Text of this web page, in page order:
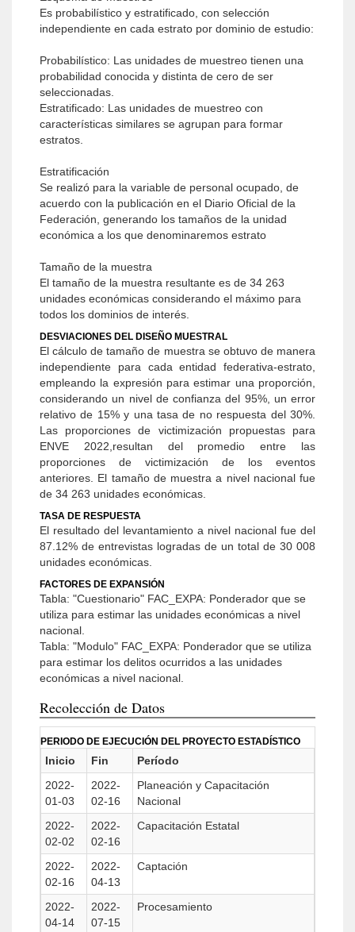
Es probabilístico y estratificado, con selección
independiente en cada estrato por dominio de estudio:
Probabilístico: Las unidades de muestreo tienen una
probabilidad conocida y distinta de cero de ser
seleccionadas.
Estratificado: Las unidades de muestreo con
características similares se agrupan para formar
estratos.
Estratificación
Se realizó para la variable de personal ocupado, de
acuerdo con la publicación en el Diario Oficial de la
Federación, generando los tamaños de la unidad
económica a los que denominaremos estrato
Tamaño de la muestra
El tamaño de la muestra resultante es de 34 263
unidades económicas considerando el máximo para
todos los dominios de interés.
DESVIACIONES DEL DISEÑO MUESTRAL
El cálculo de tamaño de muestra se obtuvo de manera
independiente para cada entidad federativa-estrato,
empleando la expresión para estimar una proporción,
considerando un nivel de confianza del 95%, un error
relativo de 15% y una tasa de no respuesta del 30%.
Las proporciones de victimización propuestas para
ENVE 2022,resultan del promedio entre las
proporciones de victimización de los eventos
anteriores. El tamaño de muestra a nivel nacional fue
de 34 263 unidades económicas.
TASA DE RESPUESTA
El resultado del levantamiento a nivel nacional fue del
87.12% de entrevistas logradas de un total de 30 008
unidades económicas.
FACTORES DE EXPANSIÓN
Tabla: "Cuestionario" FAC_EXPA: Ponderador que se
utiliza para estimar las unidades económicas a nivel
nacional.
Tabla: "Modulo" FAC_EXPA: Ponderador que se utiliza
para estimar los delitos ocurridos a las unidades
económicas a nivel nacional.
Recolección de Datos
PERIODO DE EJECUCIÓN DEL PROYECTO ESTADÍSTICO
Inicio Fin
Período
2022-
01-03
2022-
02-16
Planeación y Capacitación
Nacional
2022-
02-02
2022-
02-16
Capacitación Estatal
2022-
02-16
2022-
04-13
Captación
2022-
04-14
2022-
07-15
Procesamiento